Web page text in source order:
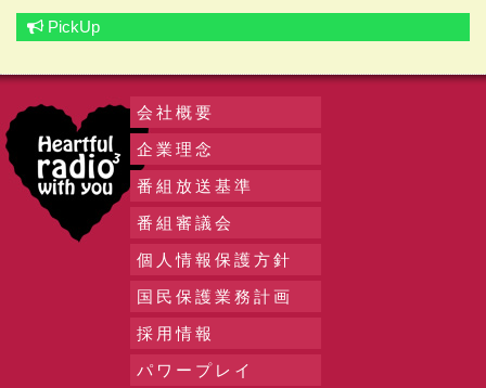
PickUp
会社概要
企業理念
番組放送基準
番組審議会
個人情報保護方針
国民保護業務計画
採用情報
パワープレイ